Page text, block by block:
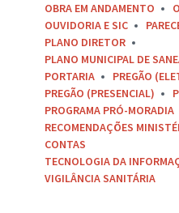
OBRA EM ANDAMENTO
OUVIDORIA E SIC
PLANO DIRETOR
PLANO MUNICIPAL DE
PORTARIA
PREGÃO
PREGÃO (PRESENCIAL)
PROGRAMA PRÓ-MORADIA
RECOMENDAÇÕES
CONTAS
TECNOLOGIA DA
VIGILÂNCIA SANITÁRIA